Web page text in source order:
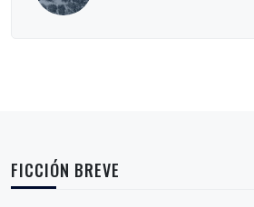
FICCIÓN BREVE